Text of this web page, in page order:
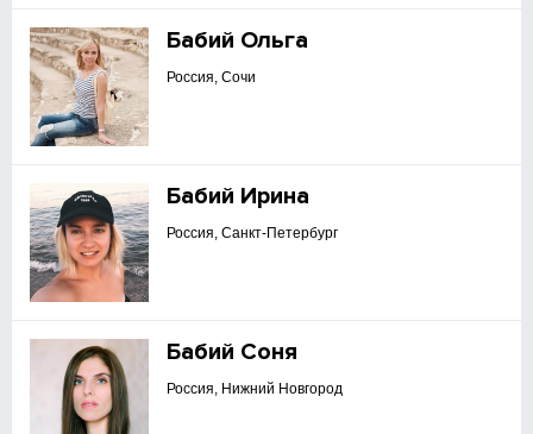
Бабий Ольга
Россия, Сочи
Бабий Ирина
Россия, Санкт-Петербург
Бабий Соня
Россия, Нижний Новгород